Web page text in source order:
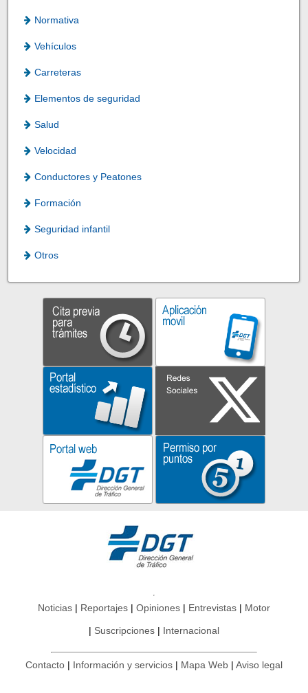
Normativa
Vehículos
Carreteras
Elementos de seguridad
Salud
Velocidad
Conductores y Peatones
Formación
Seguridad infantil
Otros
Noticias Reportajes Opiniones Entrevistas Motor
Suscripciones Internacional
Contacto Información y servicios Mapa Web Aviso legal